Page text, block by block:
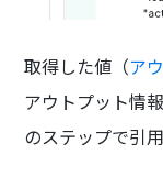
取得した値（ア
アウトプット情
のステップで引